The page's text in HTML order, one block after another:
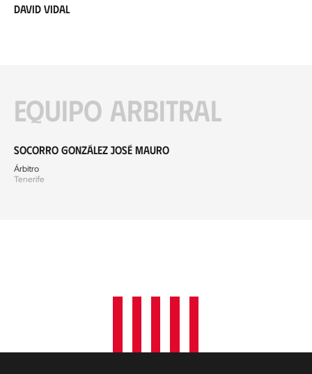
David Vidal
Equipo arbitral
Socorro González José Mauro
Árbitro
Tenerife